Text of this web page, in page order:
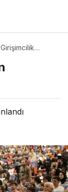
Girişimcilik
Gelişmeler ve
Haberler